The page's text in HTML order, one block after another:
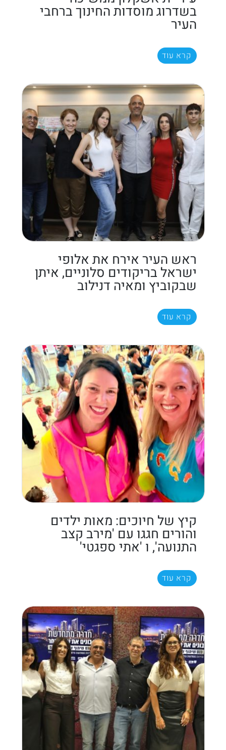
בשדרוג מוסדות החינוך ברחבי
העיר
קרא עוד
ראש העיר אירח את אלופי
ישראל בריקודים סלוניים, איתן
שבקוביץ ומאיה דנילוב
קרא עוד
קיץ של חיוכים: מאות ילדים
והורים חגגו עם 'מירב קצב
התנועה', ו 'אתי ספגטי'
קרא עוד